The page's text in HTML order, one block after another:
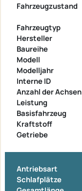
Fahrzeugzustand
Fahrzeugtyp
Hersteller
Baureihe
Modell
Modelljahr
Interne ID
Anzahl der Achsen
Leistung
Basisfahrzeug
Kraftstoff
Getriebe
Antriebsart
Schlafplätze